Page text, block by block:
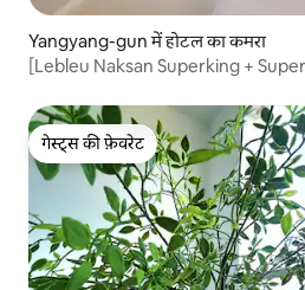
Yangyang-gun में होटल का कमरा
[Lebleu Naksan Superking +
गेस्ट्स की फ़ेवरेट
गेस्ट्स की फ़ेवरेट